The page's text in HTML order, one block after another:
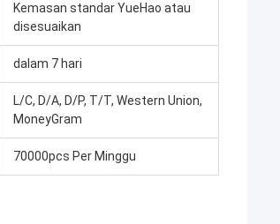
Kemasan standar YueHao atau
disesuaikan
dalam 7 hari
L/C, D/A, D/P, T/T, Western Union,
MoneyGram
70000pcs Per Minggu